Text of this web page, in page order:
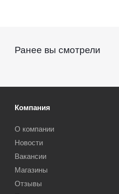
Ранее вы смотрели
Компания
О компании
Новости
Вакансии
Магазины
Отзывы